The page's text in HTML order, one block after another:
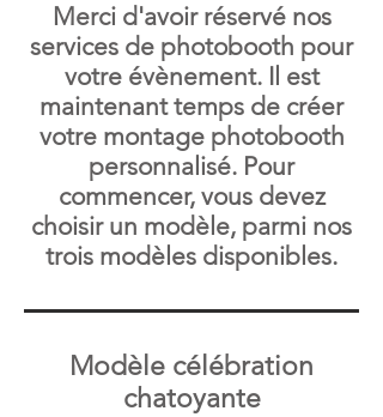
Merci d'avoir réservé nos
services de photobooth pour
votre évènement. Il est
maintenant temps de créer
votre montage photobooth
personnalisé. Pour
commencer, vous devez
choisir un modèle, parmi nos
trois modèles disponibles.
Modèle célébration
chatoyante